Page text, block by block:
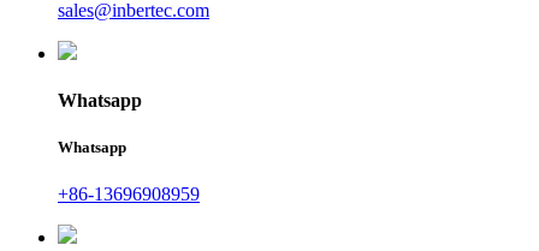
sales@inbertec.com
Whatsapp
Whatsapp
+86-13696908959